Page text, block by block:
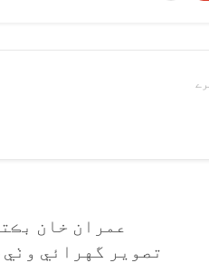
عمران خان
تصوير گهرائي